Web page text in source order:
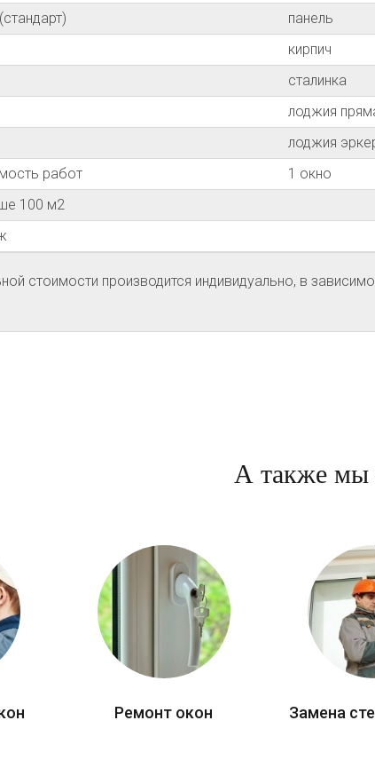
панель
кирпич
сталинка
лоджия
лоджия
работ
1 окно
100 м2
стоимости производится индивидуально, в
А также мы
Ремонт окон Замена